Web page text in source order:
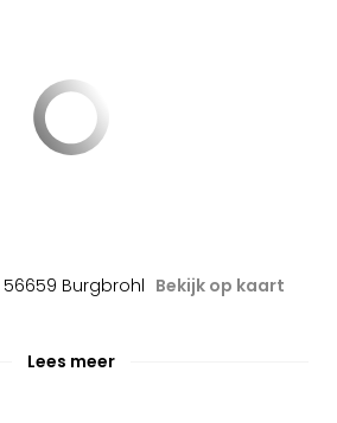
56659 Burgbrohl Bekijk op kaart
Lees meer